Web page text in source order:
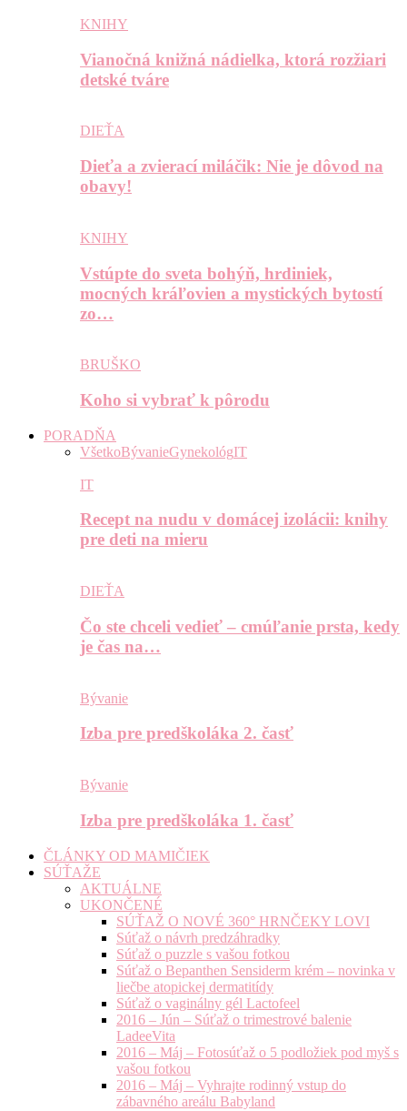
KNIHY
Vianočná knižná nádielka, ktorá rozžiari
detské tváre
DIEŤA
Dieťa a zvierací miláčik: Nie je dôvod na
obavy!
KNIHY
Vstúpte do sveta bohýň, hrdiniek,
mocných kráľovien a mystických bytostí
zo…
BRUŠKO
Koho si vybrať k pôrodu
PORADŇA
VšetkoBývanieGynekológIT
IT
Recept na nudu v domácej izolácii: knihy
pre deti na mieru
DIEŤA
Čo ste chceli vedieť – cmúľanie prsta, kedy
je čas na…
Bývanie
Izba pre predškoláka 2. časť
Bývanie
Izba pre predškoláka 1. časť
ČLÁNKY OD MAMIČIEK
SÚŤAŽE
AKTUÁLNE
UKONČENÉ
SÚŤAŽ O NOVÉ 360° HRNČEKY LOVI
Súťaž o návrh predzáhradky
Súťaž o puzzle s vašou fotkou
Súťaž o Bepanthen Sensiderm krém – novinka v
liečbe atopickej dermatitídy
Súťaž o vaginálny gél Lactofeel
2016 – Jún – Súťaž o trimestrové balenie
LadeeVita
2016 – Máj – Fotosúťaž o 5 podložiek pod myš s
vašou fotkou
2016 – Máj – Vyhrajte rodinný vstup do
zábavného areálu Babyland